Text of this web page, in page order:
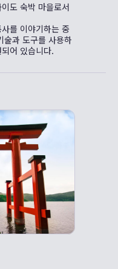
도 숙박 마을로서
를 이야기하는 중
술과 도구를 사용하
어 있습니다.